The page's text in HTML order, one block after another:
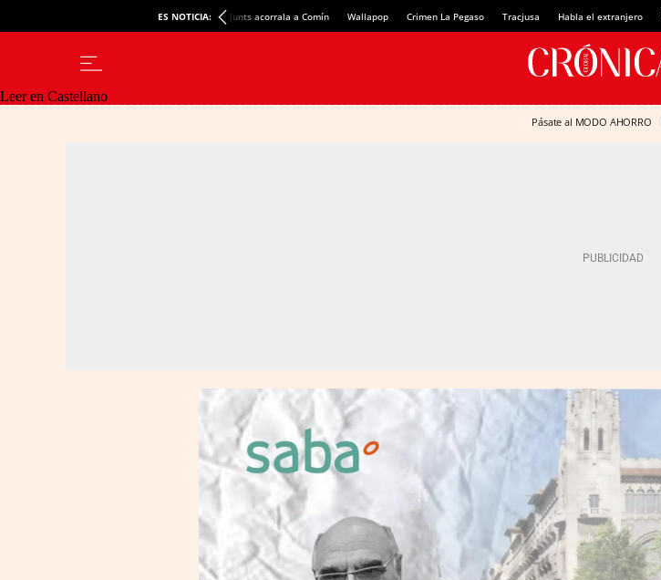
ES NOTICIA: Junts acorrala a Comín Wallapop Crimen La Pegaso Tracjusa Habla el extranjero
Leer en Castellano
Pásate al MODO AHORRO